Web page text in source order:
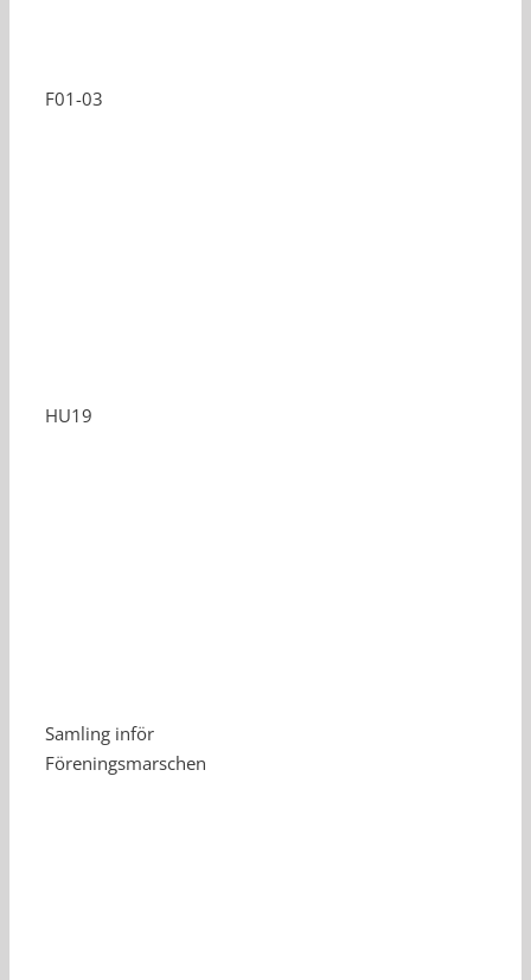
F01-03
HU19
Samling inför
Föreningsmarschen